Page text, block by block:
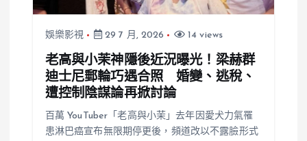
娛樂影視 29 7 月, 2026 14 views
老高與小茉神隱後近況曝光！梁赫群
迪士尼郵輪巧遇合照 婚變、逃稅、
遭控制陰謀論再掀討論
百萬 YouTuber「老高與小茉」去年因愛犬力氣罹
患淋巴癌宣布無限期停更後，頻道改以不露臉形式